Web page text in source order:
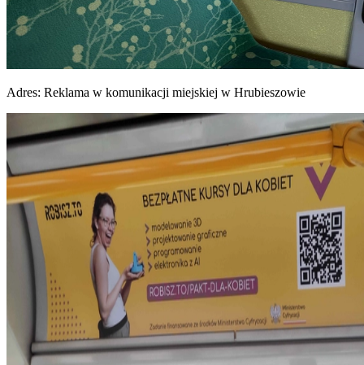
Adres: Reklama w komunikacji miejskiej w Hrubieszowie